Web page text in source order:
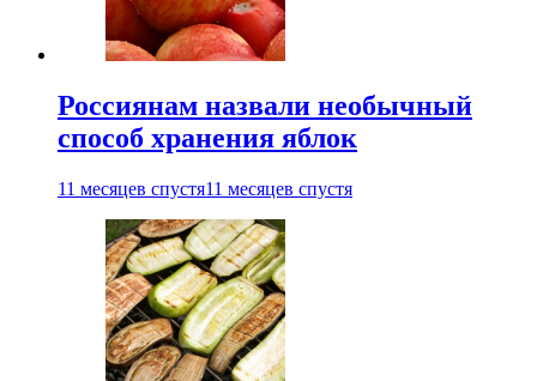
Россиянам назвали необычный
способ хранения яблок
11 месяцев спустя11 месяцев спустя